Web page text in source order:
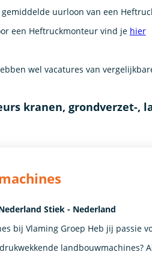
uurloon van een
een Heftruckmonteur vind je hier
wel vacatures van
kranen, grondverzet-,
Stiek - Nederland
bij Vlaming Groep Heb jij passie
landbouwmachines?